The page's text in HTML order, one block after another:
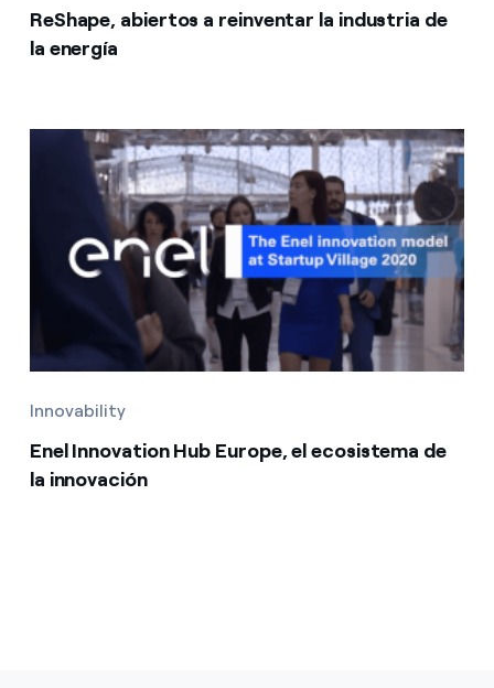
ReShape, abiertos a reinventar la industria de
la energía
Innovability
Enel Innovation Hub Europe, el ecosistema de
la innovación